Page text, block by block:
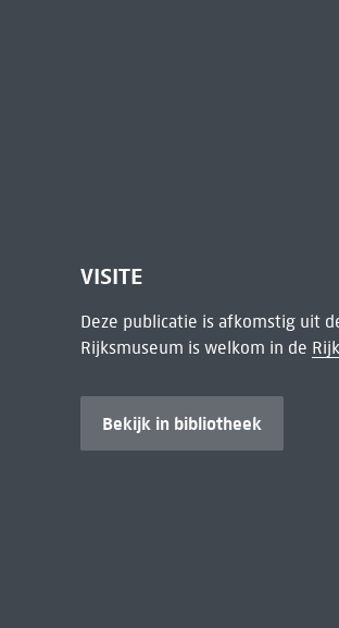
VISITE
Deze publicatie is afkomstig uit
Rijksmuseum is welkom in de
Bekijk in bibliotheek